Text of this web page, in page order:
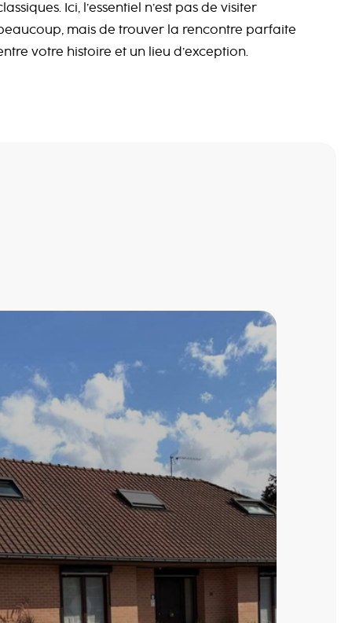
Ici, l’essentiel n’est pas de visiter
mais de trouver la rencontre parfaite
votre histoire et un lieu d’exception.